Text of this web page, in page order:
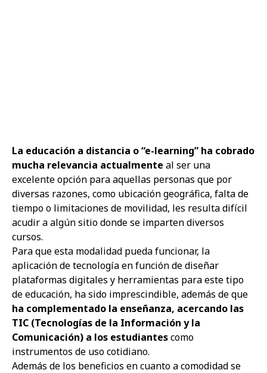
La educación a distancia o “e-learning” ha cobrado
mucha relevancia actualmente al ser una
excelente opción para aquellas personas que por
diversas razones, como ubicación geográfica, falta de
tiempo o limitaciones de movilidad, les resulta difícil
acudir a algún sitio donde se imparten diversos
cursos.
Para que esta modalidad pueda funcionar, la
aplicación de tecnología en función de diseñar
plataformas digitales y herramientas para este tipo
de educación, ha sido imprescindible, además de que
ha complementado la enseñanza, acercando las
TIC (Tecnologías de la Información y la
Comunicación) a los estudiantescomo
instrumentos de uso cotidiano.
Además de los beneficios en cuanto a comodidad se